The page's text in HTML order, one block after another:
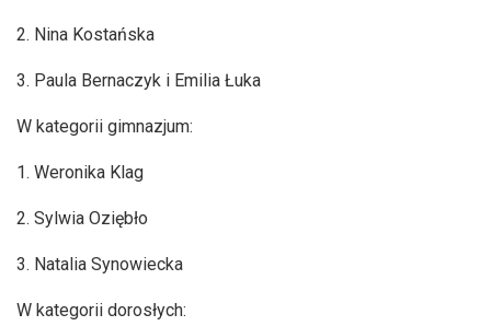
2. Nina Kostańska
3. Paula Bernaczyk i Emilia Łuka
W kategorii gimnazjum:
1. Weronika Klag
2. Sylwia Oziębło
3. Natalia Synowiecka
W kategorii dorosłych: